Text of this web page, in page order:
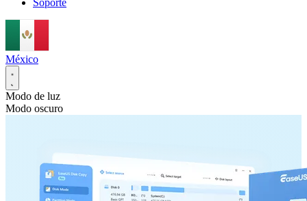
Soporte
México
Modo de luz
Modo oscuro